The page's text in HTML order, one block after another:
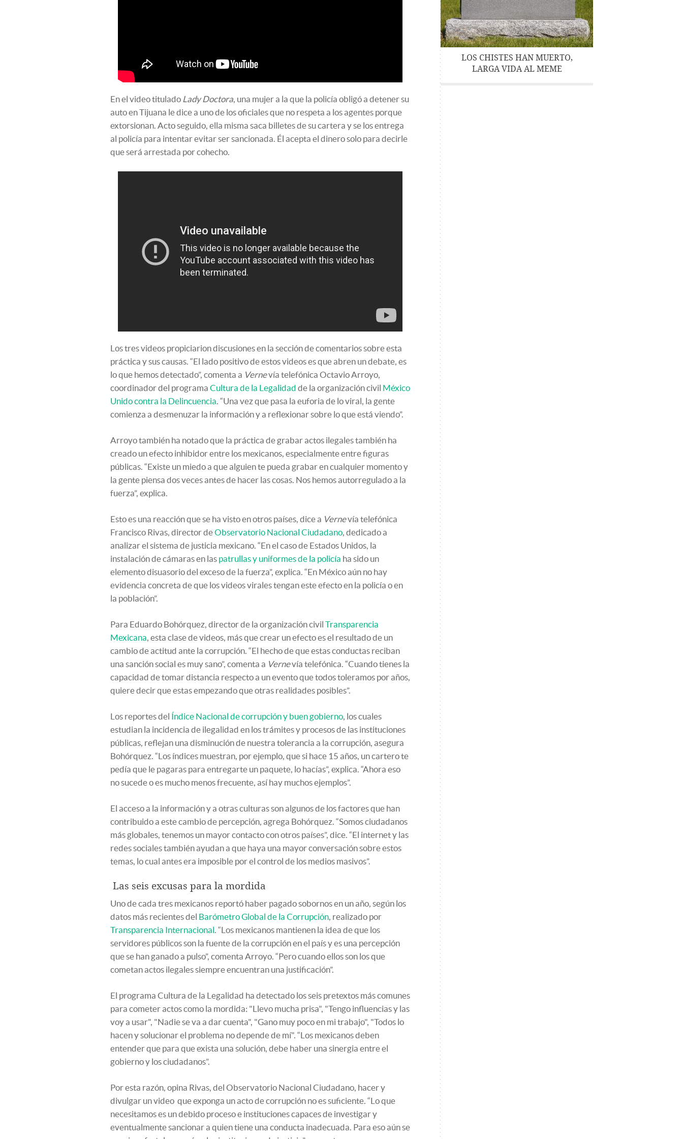
En el video titulado Lady Doctora, una mujer a la que la policía obligó a detener su
auto en Tijuana le dice a uno de los oficiales que no respeta a los agentes porque
extorsionan. Acto seguido, ella misma saca billetes de su cartera y se los entrega
al policía para intentar evitar ser sancionada. Él acepta el dinero solo para decirle
que será arrestada por cohecho.
Los tres videos propiciarion discusiones en la sección de comentarios sobre esta
práctica y sus causas. “El lado positivo de estos videos es que abren un debate, es
lo que hemos detectado”, comenta a Vernevía telefónica Octavio Arroyo,
coordinador del programa Cultura de la Legalidad de la organización civil México
Unido contra la Delincuencia. “Una vez que pasa la euforia de lo viral, la gente
comienza a desmenuzar la información y a reflexionar sobre lo que está viendo”.
Arroyo también ha notado que la práctica de grabar actos ilegales también ha
creado un efecto inhibidor entre los mexicanos, especialmente entre figuras
públicas. “Existe un miedo a que alguien te pueda grabar en cualquier momento y
la gente piensa dos veces antes de hacer las cosas. Nos hemos autorregulado a la
fuerza”, explica.
Esto es una reacción que se ha visto en otros países, dice a Vernevía telefónica
Francisco Rivas, director deObservatorio Nacional Ciudadano, dedicado a
analizar el sistema de justicia mexicano. “En el caso de Estados Unidos, la
instalación de cámaras en las patrullas y uniformes de la policía ha sido un
elemento disuasorio del exceso de la fuerza”, explica. “En México aún no hay
evidencia concreta de que los videos virales tengan este efecto en la policía o en
la población”.
Para Eduardo Bohórquez, director de la organización civil Transparencia
Mexicana, esta clase de videos, más que crear un efecto es el resultado de un
cambio de actitud ante la corrupción. “El hecho de que estas conductas reciban
una sanción social es muy sano”, comenta a Vernevía telefónica. “Cuando tienes la
capacidad de tomar distancia respecto a un evento que todos toleramos por años,
quiere decir que estas empezando que otras realidades posibles”.
Los reportes del Índice Nacional de corrupción y buen gobierno, los cuales
estudian la incidencia de ilegalidad en los trámites y procesos de las instituciones
públicas, reflejan una disminución de nuestra tolerancia a la corrupción, asegura
Bohórquez. “Los índices muestran, por ejemplo, que si hace 15 años, un cartero te
pedía que le pagaras para entregarte un paquete, lo hacías”, explica. “Ahora eso
no sucede o es mucho menos frecuente, así hay muchos ejemplos”.
El acceso a la información y a otras culturas son algunos de los factores que han
contribuido a este cambio de percepción, agrega Bohórquez. “Somos ciudadanos
más globales, tenemos un mayor contacto con otros países”, dice. “El internet y las
redes sociales también ayudan a que haya una mayor conversación sobre estos
temas, lo cual antes era imposible por el control de los medios masivos”.
Las seis excusas para la mordida
Uno de cada tres mexicanos reportó haber pagado sobornos en un año, según los
datos más recientes del Barómetro Global de la Corrupción, realizado por
Transparencia Internacional. “Los mexicanos mantienen la idea de que los
servidores públicos son la fuente de la corrupción en el país y es una percepción
que se han ganado a pulso”, comenta Arroyo. “Pero cuando ellos son los que
cometan actos ilegales siempre encuentran una justificación”.
El programa Cultura de la Legalidad ha detectado los seis pretextos más comunes
para cometer actos como la mordida: "Llevo mucha prisa", "Tengo influencias y las
voy a usar", "Nadie se va a dar cuenta", "Gano muy poco en mi trabajo", "Todos lo
hacen y solucionar el problema no depende de mí". “Los mexicanos deben
entender que para que exista una solución, debe haber una sinergia entre el
gobierno y los ciudadanos”.
Por esta razón, opina Rivas, del Observatorio Nacional Ciudadano, hacer y
divulgar un video que exponga un acto de corrupción no es suficiente. “Lo que
necesitamos es un debido proceso e instituciones capaces de investigar y
eventualmente sancionar a quien tiene una conducta inadecuada. Para eso aún se
LOS CHISTES HAN MUERTO,
LARGA VIDA AL MEME